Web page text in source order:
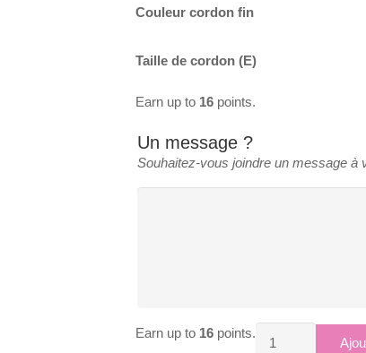
Couleur cordon fin
Taille de cordon (E)
Earn up to 16points.
Un message ?
Souhaitez-vous joindre un message à
Earn up to 16points.quantité